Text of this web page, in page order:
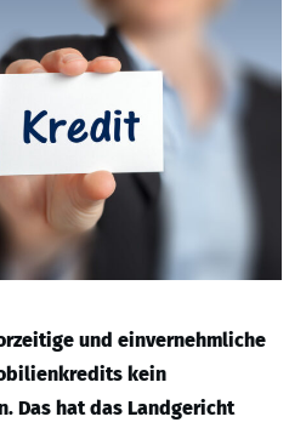
und einvernehmliche
kein
Das hat das Landgericht